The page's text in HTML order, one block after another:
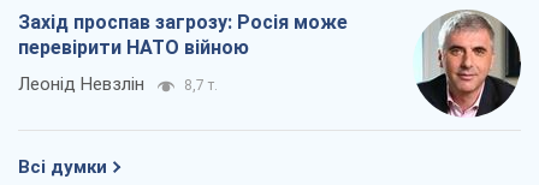
Захід проспав загрозу: Росія може
перевірити НАТО війною
Леонід Невзлін 8,7 т.
Всі думки